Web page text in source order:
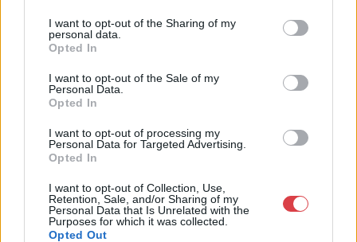
I want to opt-out of the Sharing of my
personal data.
Opted In
I want to opt-out of the Sale of my
Personal Data.
Opted In
I want to opt-out of processing my
Personal Data for Targeted Advertising.
Opted In
I want to opt-out of Collection, Use,
Retention, Sale, and/or Sharing of my
Personal Data that Is Unrelated with the
Purposes for which it was collected.
Opted Out
Telefon: +36703805044
elkezdte működését a Mike és Tsa Antikvárium, majd 2010-ben
a Portobello aukciósház kiegészítette az addigi tevékenységét
oldalunkon bonyolítjuk árverésünket. www.aukcio.net
GALÉRIA TOVÁBBI MŰTÁRGYAI